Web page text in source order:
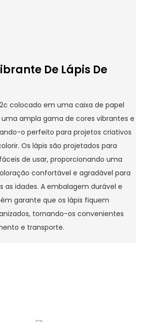
De Lápis De
colocado em uma caixa de papel
ampla gama de cores vibrantes e
o perfeito para projetos criativos
Os lápis são projetados para
de usar, proporcionando uma
confortável e agradável para
as idades. A embalagem durável e
garante que os lápis fiquem
tornando-os convenientes
e transporte.